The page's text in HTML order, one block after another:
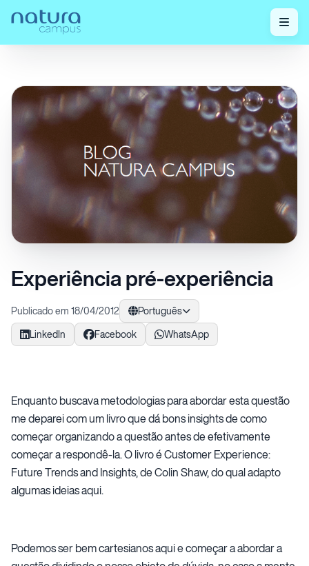
Experiência pré-experiência
Publicado em 18/04/2012
Português
LinkedIn
Facebook WhatsApp
Enquanto buscava metodologias para abordar esta questão
me deparei com um livro que dá bons insights de como
começar organizando a questão antes de efetivamente
começar a respondê-la. O livro é Customer Experience:
Future Trends and Insights, de Colin Shaw, do qual adapto
algumas ideias aqui.
Podemos ser bem cartesianos aqui e começar a abordar a